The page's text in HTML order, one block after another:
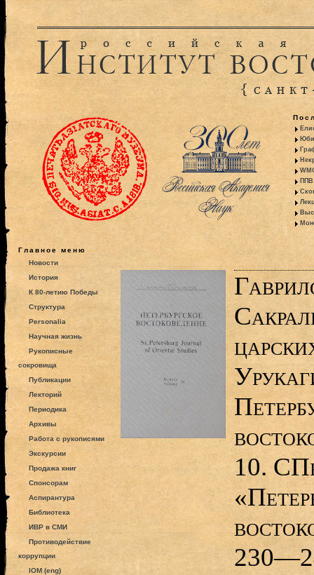
ППВ
Главное меню
Новости
История
К 80-летию Победы
Структура
Personalia
Научная жизнь
Рукописные
сокровища
Публикации
Лекторий
Периодика
Архивы
Работа с рукописями
Экскурсии
Продажа книг
Спонсорам
Аспирантура
Библиотека
ИВР в СМИ
Противодействие
коррупции
IOM (eng)
10.